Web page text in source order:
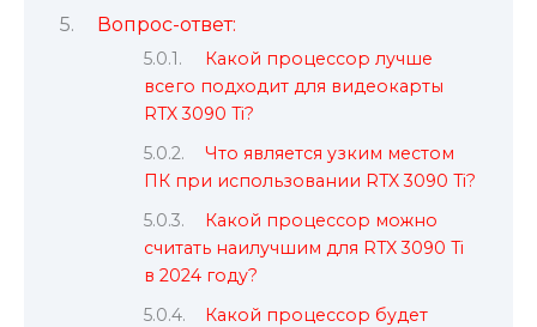
Вопрос-ответ:
Какой процессор лучше
всего подходит для видеокарты
RTX 3090 Ti?
Что является узким местом
ПК при использовании RTX 3090 Ti?
Какой процессор можно
считать наилучшим для RTX 3090 Ti
в 2024 году?
Какой процессор будет